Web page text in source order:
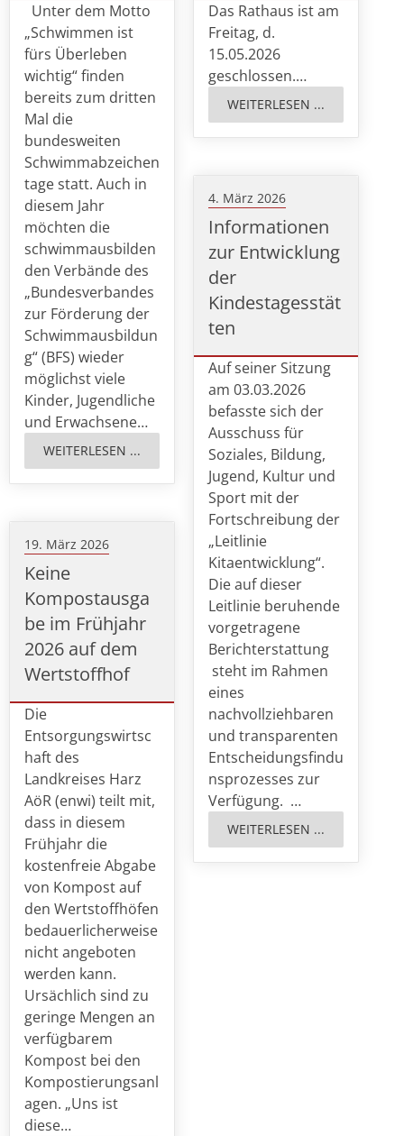
Unter dem Motto
„Schwimmen ist
fürs Überleben
wichtig“ finden
bereits zum dritten
Mal die
bundesweiten
Schwimmabzeichen
tage statt. Auch in
diesem Jahr
möchten die
schwimmausbilden
den Verbände des
„Bundesverbandes
zur Förderung der
Schwimmausbildun
g“ (BFS) wieder
möglichst viele
Kinder, Jugendliche
und Erwachsene…
WEITERLESEN ...
Das Rathaus ist am
Freitag, d.
15.05.2026
geschlossen.…
WEITERLESEN ...
19. März 2026
Keine
Kompostausga
be im Frühjahr
2026 auf dem
Wertstoffhof
Die
Entsorgungswirtsc
haft des
Landkreises Harz
AöR (enwi) teilt mit,
dass in diesem
Frühjahr die
kostenfreie Abgabe
von Kompost auf
den Wertstoffhöfen
bedauerlicherweise
nicht angeboten
werden kann.
Ursächlich sind zu
geringe Mengen an
verfügbarem
Kompost bei den
Kompostierungsanl
agen. „Uns ist
diese…
4. März 2026
Informationen
zur Entwicklung
der
Kindestagesstät
ten
Auf seiner Sitzung
am 03.03.2026
befasste sich der
Ausschuss für
Soziales, Bildung,
Jugend, Kultur und
Sport mit der
Fortschreibung der
„Leitlinie
Kitaentwicklung“.
Die auf dieser
Leitlinie beruhende
vorgetragene
Berichterstattung
steht im Rahmen
eines
nachvollziehbaren
und transparenten
Entscheidungsfindu
nsprozesses zur
Verfügung. …
WEITERLESEN ...